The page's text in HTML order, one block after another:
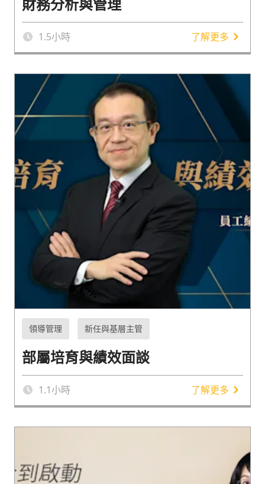
1.5小時 了解更多
領導管理 新任與基層主管
部屬培育與績效面談
1.1小時 了解更多